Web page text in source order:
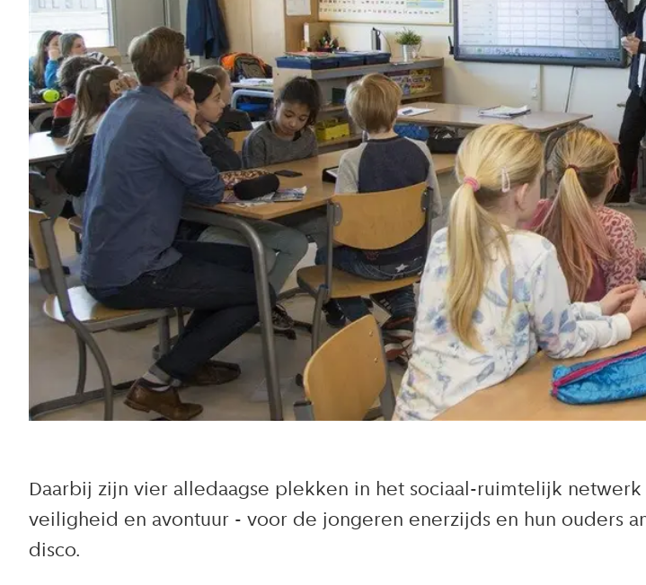
Daarbij zijn vier alledaagse plekken in het sociaal-ruimtelijk
veiligheid en avontuur - voor de jongeren enerzijds en hun ouders
disco.